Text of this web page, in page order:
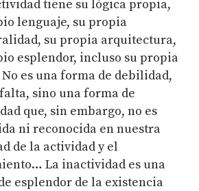
tiene su lógica propia,
lenguaje, su propia
su propia arquitectura,
esplendor, incluso su propia
es una forma de debilidad,
sino una forma de
que, sin embargo, no es
ni reconocida en nuestra
de la actividad y el
La inactividad es una
esplendor de la existencia